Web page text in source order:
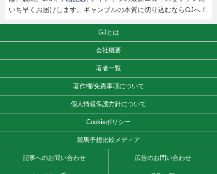
いち早くお届けします。ギャンブルの本質に切り込むならGJへ！
GJとは
会社概要
著者一覧
著作権/免責事項について
個人情報保護方針について
Cookieポリシー
競馬予想比較メディア
記事へのお問い合わせ 広告のお問い合わせ